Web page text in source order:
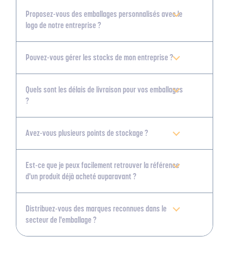
Proposez-vous des emballages personnalisés avec le
logo de notre entreprise ?
Pouvez-vous gérer les stocks de mon entreprise ?
Quels sont les délais de livraison pour vos emballages
?
Avez-vous plusieurs points de stockage ?
Est-ce que je peux facilement retrouver la référence
d'un produit déjà acheté auparavant ?
Distribuez-vous des marques reconnues dans le
secteur de l'emballage ?